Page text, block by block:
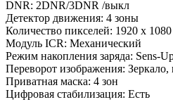
DNR: 2DNR/3DNR /выкл
Детектор движения: 4 зоны
Количество пикселей: 1920 х 1080
Модуль ICR: Механический
Режим накопления заряда: Sens-
Переворот изображения: Зеркало,
Приватная маска: 4 зон
Цифровая стабилизация: Есть